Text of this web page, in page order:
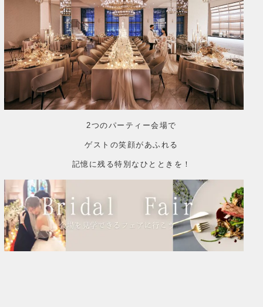
2つのパーティー会場で
ゲストの笑顔があふれる
記憶に残る特別なひとときを！